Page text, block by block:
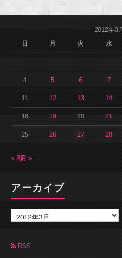
2012年3月
日
月 火 水
4 5 6 7
11 12 13 14
18 19 20 21
25 26 27 28
« 2月4月 »
アーカイブ
ー
カ
ブ RSS